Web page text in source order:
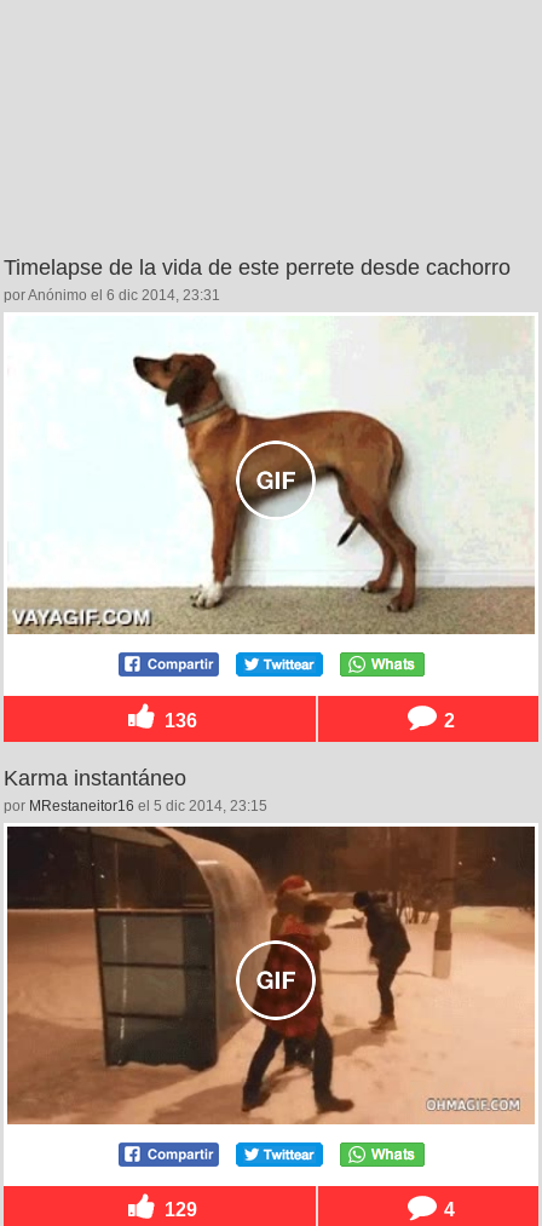
Timelapse de la vida de este perrete desde cachorro
por Anónimo el 6 dic 2014, 23:31
136 2
Karma instantáneo
por MRestaneitor16 el 5 dic 2014, 23:15
129 4